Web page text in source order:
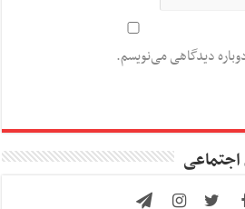
دیدگاهی می‌نویسم.